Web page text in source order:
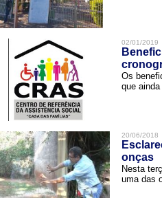
02/01/2019
Os
que
20/06/2018
onças
Nesta
uma das